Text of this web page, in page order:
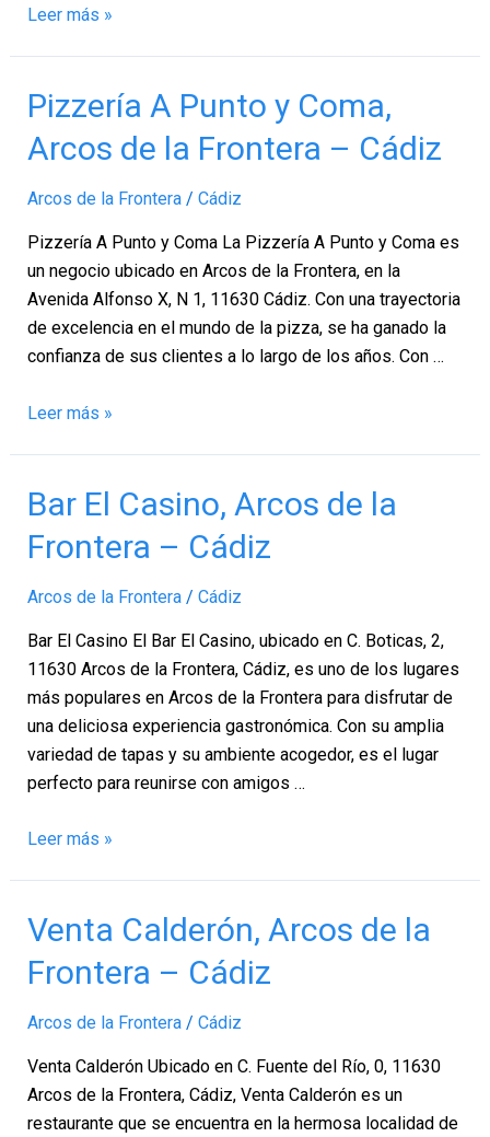
Leer más »
Pizzería A Punto y Coma,
Arcos de la Frontera – Cádiz
Arcos de la Frontera/ Cádiz
Pizzería A Punto y Coma La Pizzería A Punto y Coma es
un negocio ubicado en Arcos de la Frontera, en la
Avenida Alfonso X, N 1, 11630 Cádiz. Con una trayectoria
de excelencia en el mundo de la pizza, se ha ganado la
confianza de sus clientes a lo largo de los años. Con …
Pizzería
Punto
Coma,
Arcos
de
la
Frontera
–
Leer más »
Bar El Casino, Arcos de la
Frontera – Cádiz
Arcos de la Frontera/ Cádiz
Bar El Casino El Bar El Casino, ubicado en C. Boticas, 2,
11630 Arcos de la Frontera, Cádiz, es uno de los lugares
más populares en Arcos de la Frontera para disfrutar de
una deliciosa experiencia gastronómica. Con su amplia
variedad de tapas y su ambiente acogedor, es el lugar
perfecto para reunirse con amigos …
Bar
El
Casino,
de
la
Frontera
–
Cádiz
Leer más »
Venta Calderón, Arcos de la
Frontera – Cádiz
Arcos de la Frontera/ Cádiz
Venta Calderón Ubicado en C. Fuente del Río, 0, 11630
Arcos de la Frontera, Cádiz, Venta Calderón es un
restaurante que se encuentra en la hermosa localidad de
Venta
Arcos
la
Frontera
–
Cádiz